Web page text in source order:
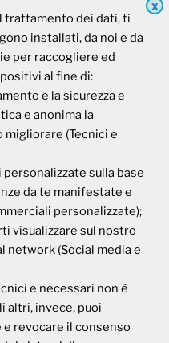
X
trattamento dei dati, ti
installati, da noi e da
per raccogliere ed
al fine di:
e la sicurezza e
e anonima la
(Tecnici e
sulla base
da te manifestate e
personalizzate);
visualizzare sul nostro
(Social media e
e necessari non è
altri, invece, puoi
revocare il consenso